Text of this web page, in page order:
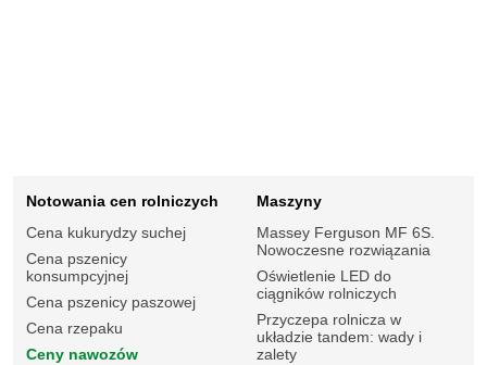
Notowania cen rolniczych
Cena kukurydzy suchej
Cena pszenicy
konsumpcyjnej
Cena pszenicy paszowej
Cena rzepaku
Ceny nawozów
Maszyny
Massey Ferguson MF 6S.
Nowoczesne rozwiązania
Oświetlenie LED do
ciągników rolniczych
Przyczepa rolnicza w
układzie tandem: wady i
zalety